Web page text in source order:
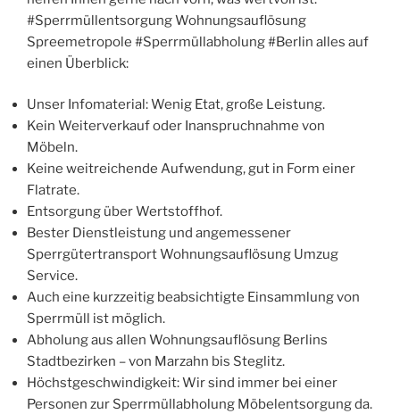
#Sperrmüllentsorgung Wohnungsauflösung
Spreemetropole #Sperrmüllabholung #Berlin alles auf
einen Überblick:
Unser Infomaterial: Wenig Etat, große Leistung.
Kein Weiterverkauf oder Inanspruchnahme von
Möbeln.
Keine weitreichende Aufwendung, gut in Form einer
Flatrate.
Entsorgung über Wertstoffhof.
Bester Dienstleistung und angemessener
Sperrgütertransport Wohnungsauflösung Umzug
Service.
Auch eine kurzzeitig beabsichtigte Einsammlung von
Sperrmüll ist möglich.
Abholung aus allen Wohnungsauflösung Berlins
Stadtbezirken – von Marzahn bis Steglitz.
Höchstgeschwindigkeit: Wir sind immer bei einer
Personen zur Sperrmüllabholung Möbelentsorgung da.